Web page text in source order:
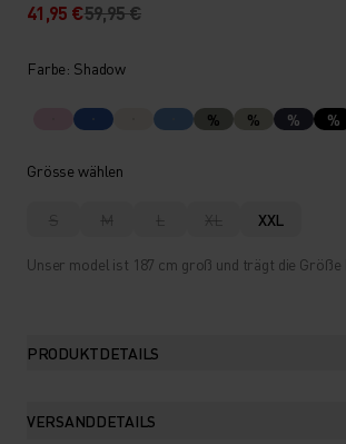
41,95 €59,95 €
Farbe: Shadow
% % % %
Grösse wählen
S M L XL XXL
Unser model ist 187 cm groß und trägt die Größe L.
PRODUKTDETAILS
VERSANDDETAILS